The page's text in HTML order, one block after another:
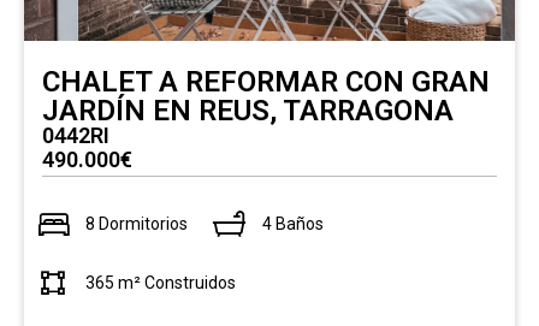
CHALET A REFORMAR CON GRAN
JARDÍN EN REUS, TARRAGONA
0442RI
490.000€
8 Dormitorios 4 Baños
365 m² Construidos